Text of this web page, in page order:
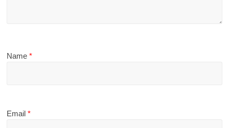
Name*
Email*